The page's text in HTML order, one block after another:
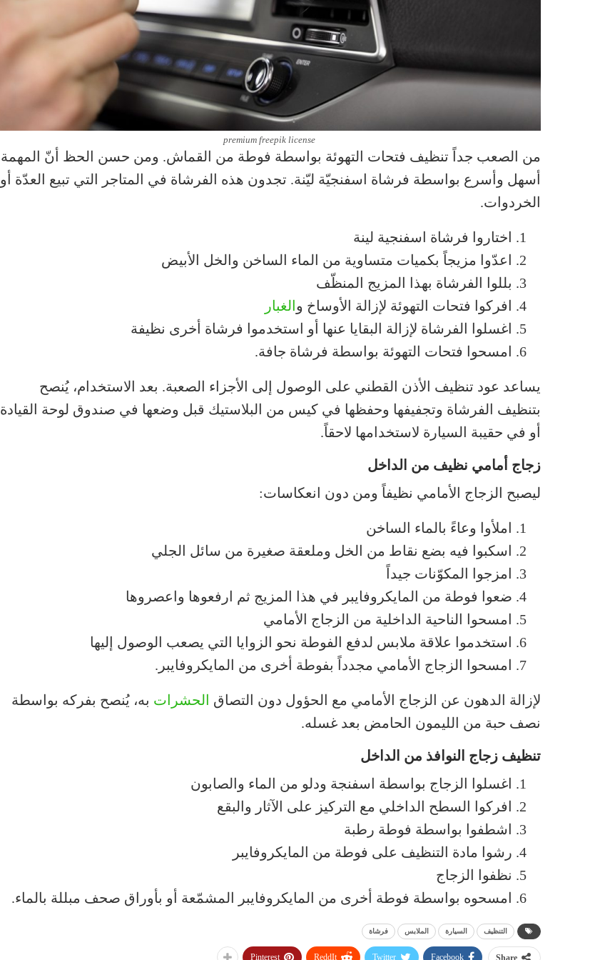
premium freepik license
من الصعب جداً تنظيف فتحات التهوئة بواسطة فوطة من القماش. ومن حسن الحظ أنّ المهمة
أسهل وأسرع بواسطة فرشاة اسفنجيّة ليّنة. تجدون هذه الفرشاة في المتاجر التي تبيع العدّة أو
الخردوات.
اختاروا فرشاة اسفنجية لينة
اعدّوا مزيجاً بكميات متساوية من الماء الساخن والخل الأبيض
بللوا الفرشاة بهذا المزيج المنظّف
افركوا فتحات التهوئة لإزالة الأوساخ و الغبار
اغسلوا الفرشاة لإزالة البقايا عنها أو استخدموا فرشاة أخرى نظيفة
امسحوا فتحات التهوئة بواسطة فرشاة جافة.
يساعد عود تنظيف الأذن القطني على الوصول إلى الأجزاء الصعبة. بعد الاستخدام، يُنصح
بتنظيف الفرشاة وتجفيفها وحفظها في كيس من البلاستيك قبل وضعها في صندوق لوحة القيادة
أو في حقيبة السيارة لاستخدامها لاحقاً.
زجاج أمامي نظيف من الداخل
ليصبح الزجاج الأمامي نظيفاً ومن دون انعكاسات:
املأوا وعاءً بالماء الساخن
اسكبوا فيه بضع نقاط من الخل وملعقة صغيرة من سائل الجلي
امزجوا المكوّنات جيداً
ضعوا فوطة من المايكروفايبر في هذا المزيج ثم ارفعوها واعصروها
امسحوا الناحية الداخلية من الزجاج الأمامي
استخدموا علاقة ملابس لدفع الفوطة نحو الزوايا التي يصعب الوصول إليها
امسحوا الزجاج الأمامي مجدداً بفوطة أخرى من المايكروفايبر.
لإزالة الدهون عن الزجاج الأمامي مع الحؤول دون التصاق الحشرات به، يُنصح بفركه بواسطة
نصف حبة من الليمون الحامض بعد غسله.
تنظيف زجاج النوافذ من الداخل
اغسلوا الزجاج بواسطة اسفنجة ودلو من الماء والصابون
افركوا السطح الداخلي مع التركيز على الآثار والبقع
اشطفوا بواسطة فوطة رطبة
رشوا مادة التنظيف على فوطة من المايكروفايبر
نظفوا الزجاج
امسحوه بواسطة فوطة أخرى من المايكروفايبر المشمّعة أو بأوراق صحف مبللة بالماء.
التنظيف السيارة الملابس فرشاة
Share
Facebook
Twitter
ReddIt
Pinterest